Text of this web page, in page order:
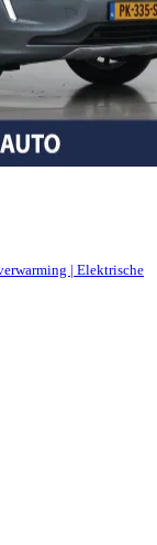
| Elektrische